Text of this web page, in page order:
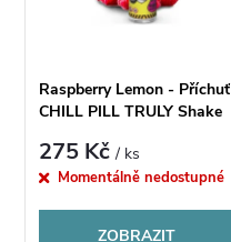
í
p
r
s
p
r
Raspberry Lemon - Příchuť
CHILL PILL TRULY Shake
275 Kč/ ks
Momentálně nedostupné
ZOBRAZIT